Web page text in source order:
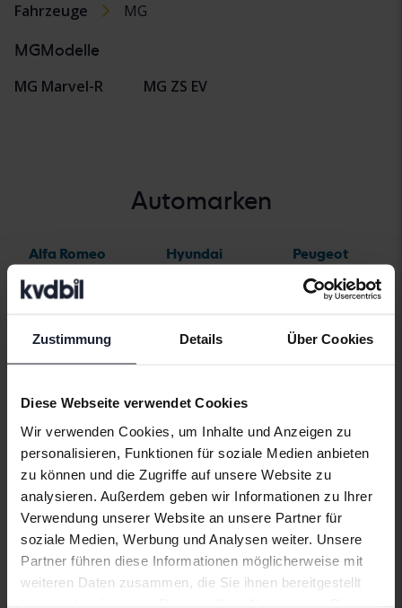
Zustimmung Details Über Cookies
Diese Webseite verwendet Cookies
Wir verwenden Cookies, um Inhalte und Anzeigen zu
personalisieren, Funktionen für soziale Medien anbieten
zu können und die Zugriffe auf unsere Website zu
analysieren. Außerdem geben wir Informationen zu Ihrer
Verwendung unserer Website an unsere Partner für
soziale Medien, Werbung und Analysen weiter. Unsere
Partner führen diese Informationen möglicherweise mit
weiteren Daten zusammen, die Sie ihnen bereitgestellt
Fahrzeuge MG
MGModelle
MG Marvel-R MG ZS EV
Automarken
Alfa Romeo
Aston Martin
Cadillac
Chevrolet
Chrysler
Citroen
Dacia
Hyundai
Lexus
Lynk&Co
Maserati
Mazda
Mercedes
Peugeot
Polestar
SEAT
Skoda
Subaru
Suzuki
Tesla